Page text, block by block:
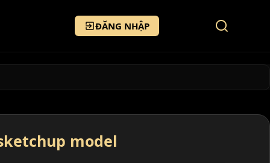
ĐĂNG NHẬP
model